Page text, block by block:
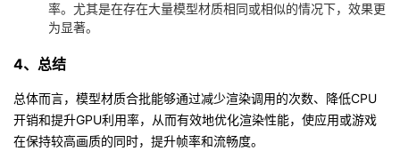
率。尤其是在存在大量模型材质相同或相似的情况下，效果更
为显著。
4、总结
总体而言，模型材质合批能够通过减少渲染调用的次数、降低CPU
开销和提升GPU利用率，从而有效地优化渲染性能，使应用或游戏
在保持较高画质的同时，提升帧率和流畅度。